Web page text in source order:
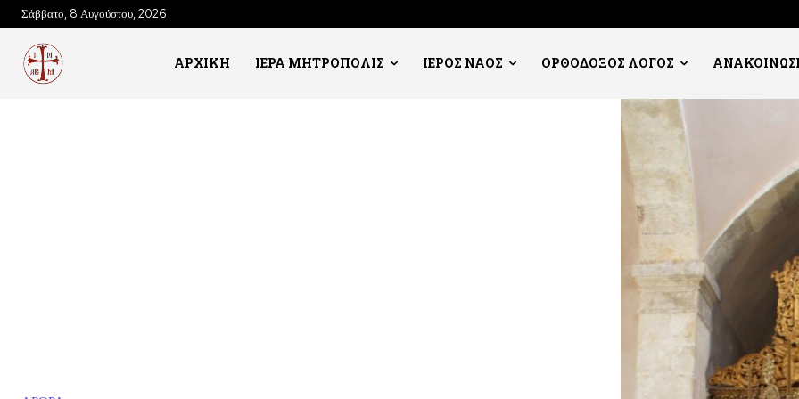
Σάββατο, 8 Αυγούστου, 2026
ΑΡΧΙΚΗ ΙΕΡΑ ΜΗΤΡΟΠΟΛΙΣ ΙΕΡΟΣ ΝΑΟΣ ΟΡΘΟΔΟΞΟΣ ΛΟΓΟΣ